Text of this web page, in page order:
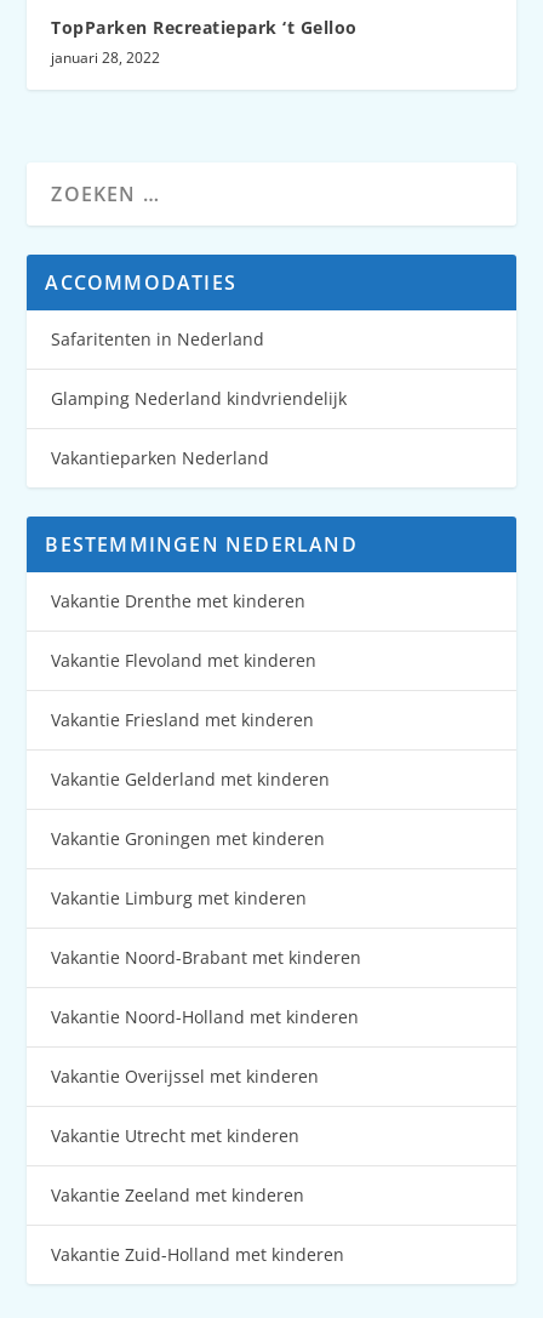
TopParken Recreatiepark ‘t Gelloo
januari 28, 2022
ACCOMMODATIES
Safaritenten in Nederland
Glamping Nederland kindvriendelijk
Vakantieparken Nederland
BESTEMMINGEN NEDERLAND
Vakantie Drenthe met kinderen
Vakantie Flevoland met kinderen
Vakantie Friesland met kinderen
Vakantie Gelderland met kinderen
Vakantie Groningen met kinderen
Vakantie Limburg met kinderen
Vakantie Noord-Brabant met kinderen
Vakantie Noord-Holland met kinderen
Vakantie Overijssel met kinderen
Vakantie Utrecht met kinderen
Vakantie Zeeland met kinderen
Vakantie Zuid-Holland met kinderen